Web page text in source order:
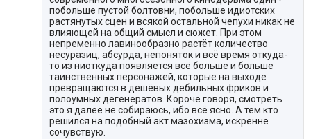
побольше пустой болтовни, побольше идиотских
растянутых сцен и всякой остальной чепухи никак не
влияющей на общий смысл и сюжет. При этом
непременно лавинообразно растёт количество
несуразиц, абсурда, непоняток и всё время откуда-
то из ниоткуда появляется всё больше и больше
таинственных персонажей, которые на выходе
превращаются в дешёвых дебильных фриков и
полоумных дегенератов. Короче говоря, смотреть
это я далее не собираюсь, ибо всё ясно. А тем кто
решился на подобный акт мазохизма, искренне
сочувствую.